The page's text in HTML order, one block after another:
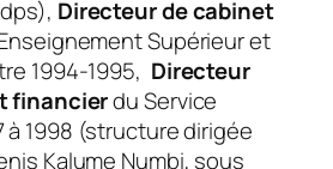
Directeur de cabinet
Supérieur et
1994-1995, Directeur
financierdu Service
à 1998 (structure dirigée
Kalume Numbi, sous